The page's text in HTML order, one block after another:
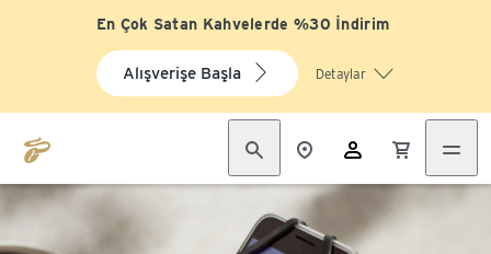
En Çok Satan Kahvelerde %30 İndirim
Alışverişe Başla Detaylar